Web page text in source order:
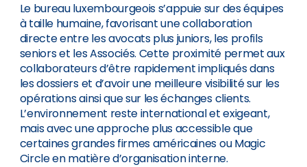
Le bureau luxembourgeois s’appuie sur des équipes
à taille humaine, favorisant une collaboration
directe entre les avocats plus juniors, les profils
seniors et les Associés. Cette proximité permet aux
collaborateurs d’être rapidement impliqués dans
les dossiers et d’avoir une meilleure visibilité sur les
opérations ainsi que sur les échanges clients.
L’environnement reste international et exigeant,
mais avec une approche plus accessible que
certaines grandes firmes américaines ou Magic
Circle en matière d’organisation interne.